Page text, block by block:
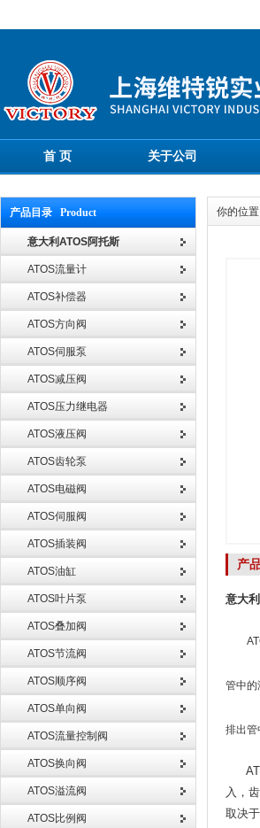
首 页 关于公司
产品目录 Product
意大利ATOS阿托斯
ATOS流量计
ATOS补偿器
ATOS方向阀
ATOS伺服泵
ATOS减压阀
ATOS压力继电器
ATOS液压阀
ATOS齿轮泵
ATOS电磁阀
ATOS伺服阀
ATOS插装阀
ATOS油缸
ATOS叶片泵
ATOS叠加阀
ATOS节流阀
ATOS顺序阀
ATOS单向阀
ATOS流量控制阀
ATOS换向阀
ATOS溢流阀
ATOS比例阀
你的位置
产
意大
管中的
排出管
入，
取决